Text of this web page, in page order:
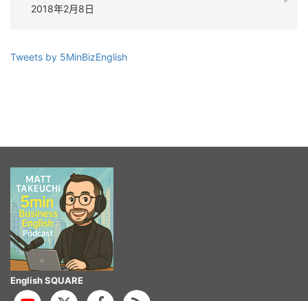
2018年2月8日
Tweets by 5MinBizEnglish
English SQUARE